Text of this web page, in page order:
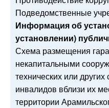
Подведомственные
Информация об
установлении)
Схема размещения
некапитальными
технических или
инвалидов вблизи их
территории